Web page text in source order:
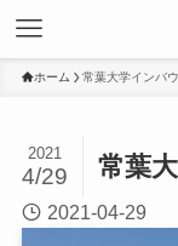
ホーム 常葉大学インバ
常葉
2021
4/29
2021-04-29